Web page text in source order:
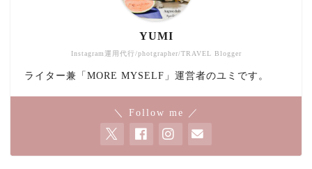
Instagram運用代行/photgrapher/TRAVEL Blogger
YUMI
ライター兼「MORE MYSELF」運営者のユミです。
＼ Follow me ／